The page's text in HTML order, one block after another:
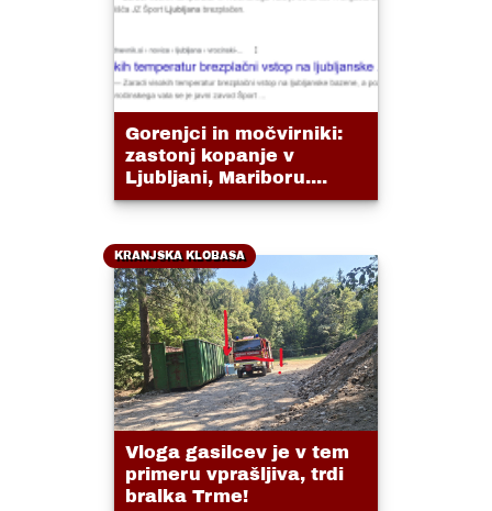
Gorenjci in močvirniki:
zastonj kopanje v
Ljubljani, Mariboru....
KRANJSKA KLOBASA
Vloga gasilcev je v tem
primeru vprašljiva, trdi
bralka Trme!